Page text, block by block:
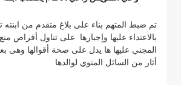
تم ضبط المتهم بناء على بلاغ متقدم من ابنته
بالاعتداء عليها وإجبارها على تناول أقراص
المجني عليها ها يدل على صحة أقوالها وهى
أثار من السائل المنوي لوالدها